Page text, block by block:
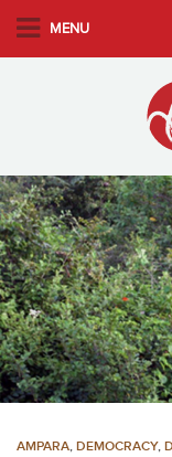
m
a
i
n
c
o
n
t
e
MENU
AMPARA, DEMOCRACY,